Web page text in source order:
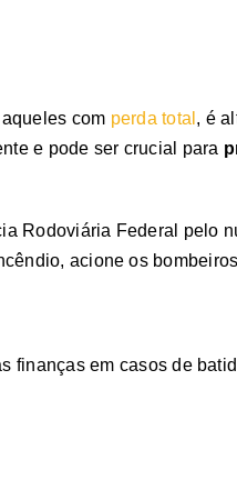
com perda total , é
e pode ser crucial para
Rodoviária Federal pelo
acione os
finanças em casos de